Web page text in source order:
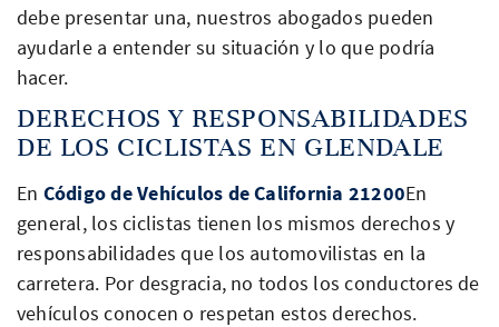
debe presentar una, nuestros abogados pueden
ayudarle a entender su situación y lo que podría
hacer.
DERECHOS Y RESPONSABILIDADES
DE LOS CICLISTAS EN GLENDALE
En Código de Vehículos de California 21200En
general, los ciclistas tienen los mismos derechos y
responsabilidades que los automovilistas en la
carretera. Por desgracia, no todos los conductores de
vehículos conocen o respetan estos derechos.